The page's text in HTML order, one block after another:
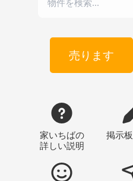
売ります
家いちばの
詳しい説明
掲示板